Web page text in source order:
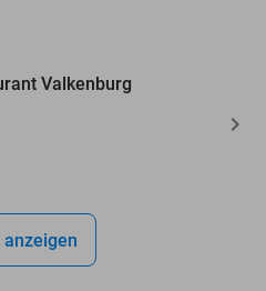
Valkenburg
anzeigen